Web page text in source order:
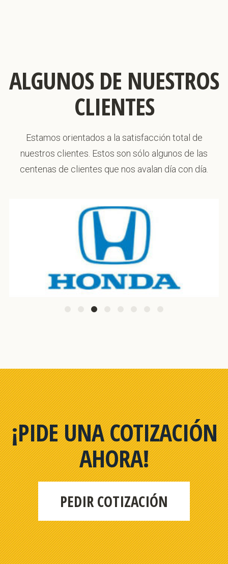
ALGUNOS DE NUESTROS
CLIENTES
Estamos orientados a la satisfacción total de
nuestros clientes. Estos son sólo algunos de las
centenas de clientes que nos avalan día con día.
¡PIDE UNA COTIZACIÓN
AHORA!
PEDIR COTIZACIÓN